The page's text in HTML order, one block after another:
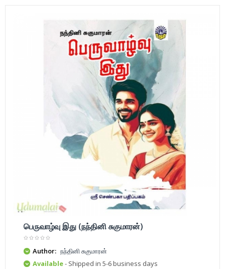
பெருவாழ்வு இது (நந்தினி சுகுமாரன்)
Author: நந்தினி சுகுமாரன்
Available- Shipped in 5-6 business days